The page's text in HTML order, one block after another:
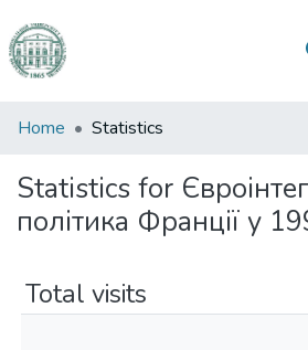
Communities
Collections
All of DSpace
Home Statistics
Statistics for
політика Франції у
Total visits